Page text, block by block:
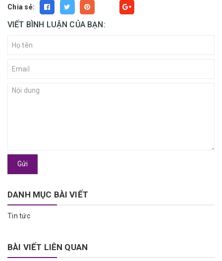
Chia sẻ:
VIẾT BÌNH LUẬN CỦA BẠN:
Gửi
DANH MỤC BÀI VIẾT
Tin tức
BÀI VIẾT LIÊN QUAN